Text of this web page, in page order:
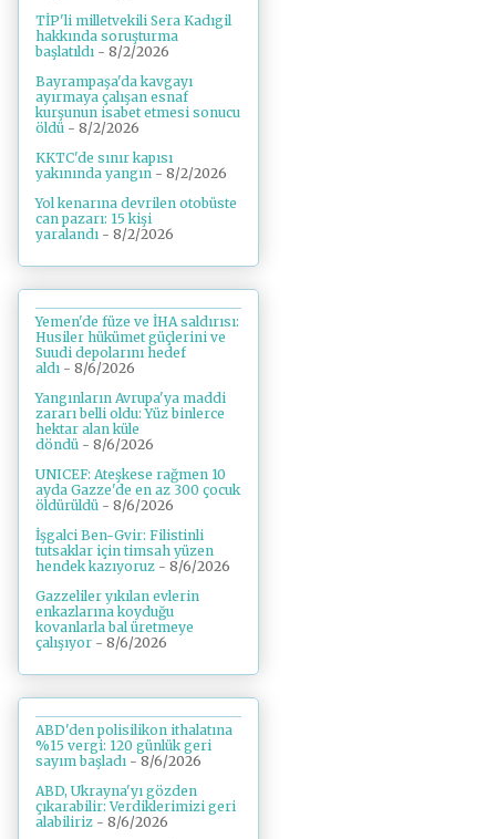
TİP'li milletvekili Sera Kadıgil
hakkında soruşturma
başlatıldı - 8/2/2026
Bayrampaşa'da kavgayı
ayırmaya çalışan esnaf
kurşunun isabet etmesi sonucu
öldü - 8/2/2026
KKTC'de sınır kapısı
yakınında yangın - 8/2/2026
Yol kenarına devrilen otobüste
can pazarı: 15 kişi
yaralandı - 8/2/2026
Yemen'de füze ve İHA saldırısı:
Husiler hükümet güçlerini ve
Suudi depolarını hedef
aldı - 8/6/2026
Yangınların Avrupa'ya maddi
zararı belli oldu: Yüz binlerce
hektar alan küle
döndü - 8/6/2026
UNICEF: Ateşkese rağmen 10
ayda Gazze'de en az 300 çocuk
öldürüldü - 8/6/2026
İşgalci Ben-Gvir: Filistinli
tutsaklar için timsah yüzen
hendek kazıyoruz - 8/6/2026
Gazzeliler yıkılan evlerin
enkazlarına koyduğu
kovanlarla bal üretmeye
çalışıyor - 8/6/2026
ABD'den polisilikon ithalatına
%15 vergi: 120 günlük geri
sayım başladı - 8/6/2026
ABD, Ukrayna'yı gözden
çıkarabilir: Verdiklerimizi geri
alabiliriz - 8/6/2026